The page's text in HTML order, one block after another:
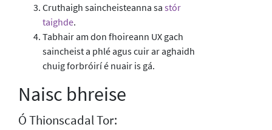
Cruthaigh saincheisteanna sa stór
taighde.
Tabhair am don fhoireann UX gach
saincheist a phlé agus cuir ar aghaidh
chuig forbróirí é nuair is gá.
Naisc bhreise
Ó Thionscadal Tor: